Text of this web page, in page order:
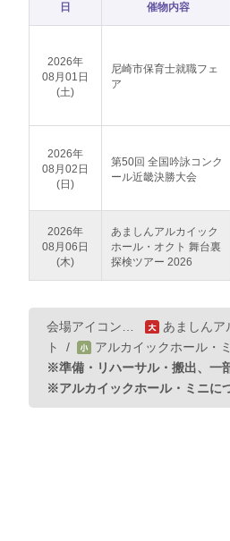
日 催物内容
2026年
08月01日
(土)
尼崎市保育士就職フェ
ア
2026年
08月02日
(日)
第50回 全国吟詠コンク
ール近畿決勝大会
2026年
08月06日
(木)
あましんアルカイック
ホール・オクト 舞台裏
探検ツアー 2026
会場アイコン… あましんア
ト
/ アルカイックホール・
※準備・リハーサル・搬出、一
※アルカイックホール・ミニに